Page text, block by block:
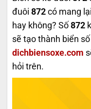
đuôi 872 có mang
hay không? Số 872
sẽ tạo thành biển
dichbiensoxe.com
hỏi trên.